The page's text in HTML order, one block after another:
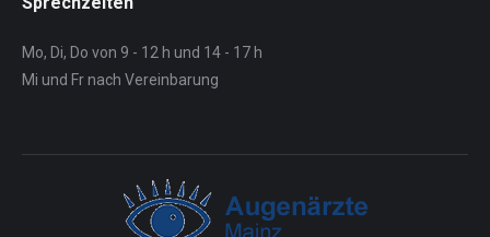
Mo, Di, Do von 9 - 12 h und 14 - 17 h
Mi und Fr nach Vereinbarung